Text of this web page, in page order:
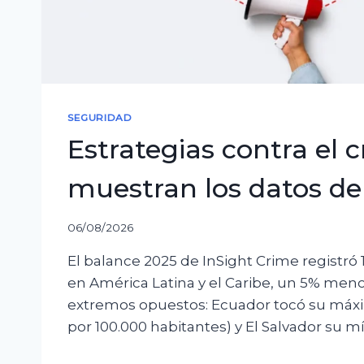
SEGURIDAD
Estrategias contra el
muestran los datos
06/08/2026
El balance 2025 de InSight Crime registró
en América Latina y el Caribe, un 5%
extremos opuestos: Ecuador tocó su
por 100.000 habitantes) y El Salvador su